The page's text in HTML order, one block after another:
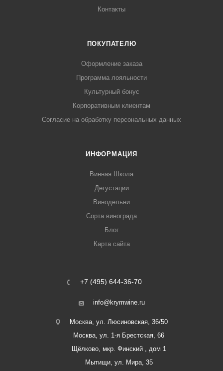
Контакты
ПОКУПАТЕЛЮ
Оформление заказа
Программа лояльности
Культурный бонус
Корпоративным клиентам
Согласие на обработку персональных данных
ИНФОРМАЦИЯ
Винная Школа
Дегустации
Винодельни
Сорта винограда
Блог
Карта сайта
+7 (495) 644-36-70
info@krymwine.ru
Москва, ул. Люсиновская, 36/50
Москва, ул. 1-я Брестская, 66
Щёлково, мкр. Финский , дом 1
Мытищи, ул. Мира, 35